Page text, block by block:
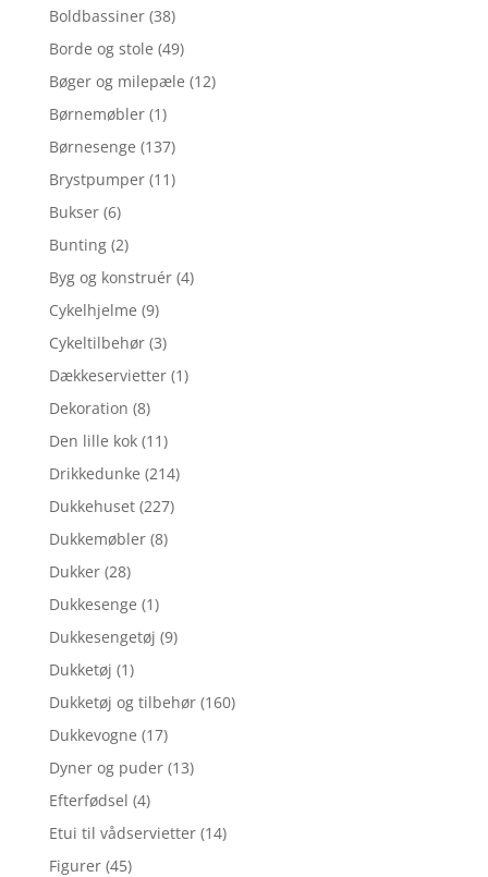
Boldbassiner (38)
Borde og stole (49)
Bøger og milepæle (12)
Børnemøbler (1)
Børnesenge (137)
Brystpumper (11)
Bukser (6)
Bunting (2)
Byg og konstruér (4)
Cykelhjelme (9)
Cykeltilbehør (3)
Dækkeservietter (1)
Dekoration (8)
Den lille kok (11)
Drikkedunke (214)
Dukkehuset (227)
Dukkemøbler (8)
Dukker (28)
Dukkesenge (1)
Dukkesengetøj (9)
Dukketøj (1)
Dukketøj og tilbehør (160)
Dukkevogne (17)
Dyner og puder (13)
Efterfødsel (4)
Etui til vådservietter (14)
Figurer (45)